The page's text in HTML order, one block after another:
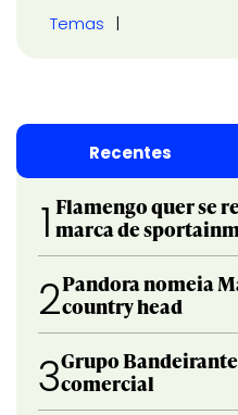
Temas
Recentes
1 Flamengo quer se
marca de
2Pandora nomeia
country head
3Grupo
comercial